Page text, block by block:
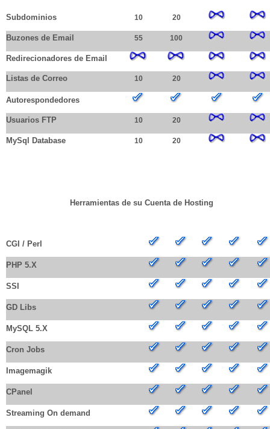
Subdominios 10 20
Buzones de Email 55 100
Redirecionadores de Email
Listas de Correo 10 20
Autorespondedores
Usuarios FTP 10 20
MySql Database 10 20
Herramientas de su Cuenta de Hosting
CGI / Perl
PHP 5.X
SSI
GD Libs
MySQL 5.X
Cron Jobs
Imagemagik
CPanel
Streaming On demand